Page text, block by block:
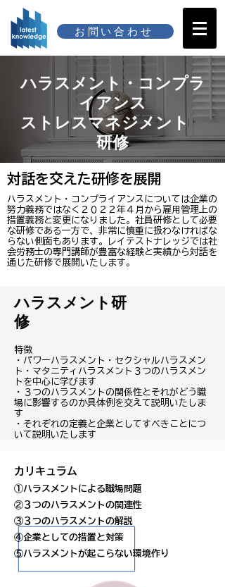
お問い合わせ
ハラスメント・コンプラ
イアンス
​ストレスマネジメント
研修
対話を交えた研修を展開
ハラスメント・コンプライアンスについては企業の
努力義務ではなく２０２２年４月から雇用管理上の
措置義務と変更になりました。社員研修として必要
な研修である一方で、非常に慎重に扱わなければな
らない側面もあります。レイテストナレッジでは社
会労務士の専門講師が豊富な経験と実績から対話を
通じた研修で展開いたします。
ハラスメント研
修
特徴
・パワーハラスメント・セクシャルハラスメン
ト・マタニティハラスメント３つのハラスメン
トを中心に学びます
・３つのハラスメントの関係性とそれがどう職
場に影響するのか具体例を交えて説明いたしま
す
・それぞれの定義と企業としてすべきことにつ
いて説明いたします
​カリキュラム
①ハラスメントによる職場問題
②３つのハラスメントの関連性
③３つのハラスメントの解説
④企業としての措置と対策
​⑤ハラスメントが起こらない環境作り